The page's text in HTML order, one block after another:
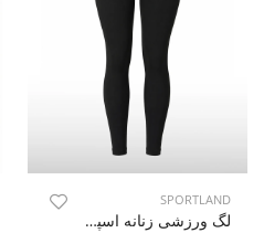
SPORTLAND
لگ ورزشی زنانه اسپورتلند Fit Leggings W